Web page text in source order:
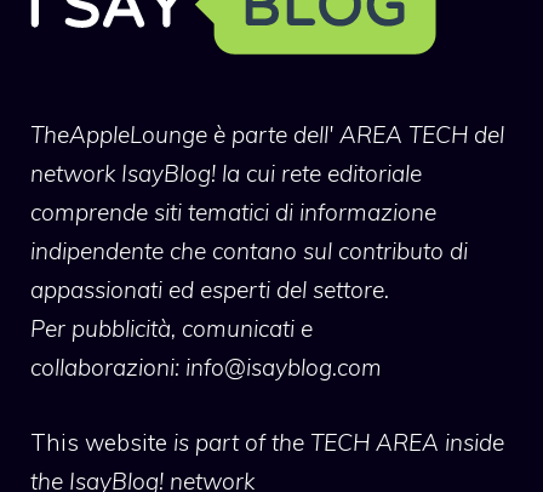
TheAppleLounge è parte dell' AREA TECH del
network IsayBlog! la cui rete editoriale
comprende siti tematici di informazione
indipendente che contano sul contributo di
appassionati ed esperti del settore.
Per pubblicità, comunicati e
collaborazioni: info@isayblog.com
This website is part of the TECH AREA inside
the IsayBlog! network